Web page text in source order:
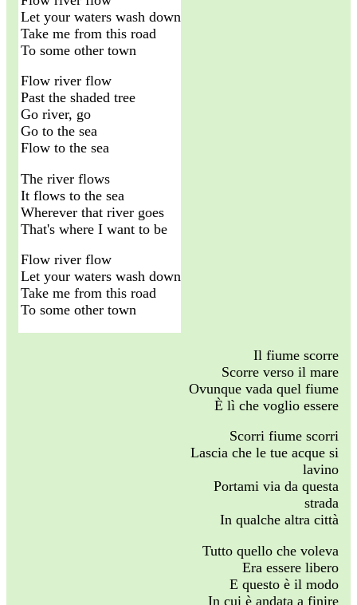
Let your waters wash down
Take me from this road
To some other town
Flow river flow
Past the shaded tree
Go river, go
Go to the sea
Flow to the sea
The river flows
It flows to the sea
Wherever that river goes
That's where I want to be
Flow river flow
Let your waters wash down
Take me from this road
To some other town
Il fiume scorre
Scorre verso il mare
Ovunque vada quel fiume
È lì che voglio essere
Scorri fiume scorri
Lascia che le tue acque si
lavino
Portami via da questa
strada
In qualche altra città
Tutto quello che voleva
Era essere libero
E questo è il modo
In cui è andata a finire